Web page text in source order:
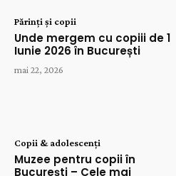
Părinți și copii
Unde mergem cu copiii de 1
Iunie 2026 în București
mai 22, 2026
Copii & adolescenți
Muzee pentru copii în
București – Cele mai